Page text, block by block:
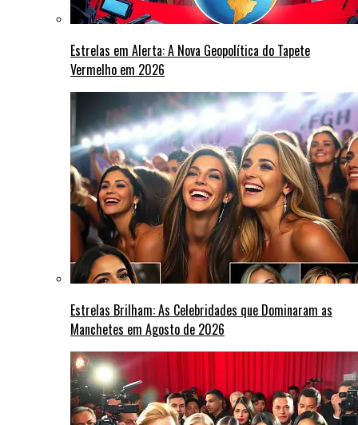
Estrelas em Alerta: A Nova Geopolítica do Tapete
Vermelho em 2026
Estrelas Brilham: As Celebridades que Dominaram as
Manchetes em Agosto de 2026